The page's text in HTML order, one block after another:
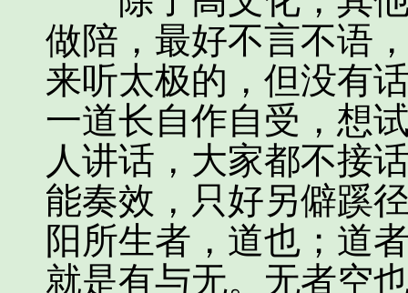
做陪，最好不言不语
来听太极的，但没有
一道长自作自受，想
人讲话，大家都不接
能奏效，只好另僻蹊
阳所生者，道也；道
就是有与无。无者空